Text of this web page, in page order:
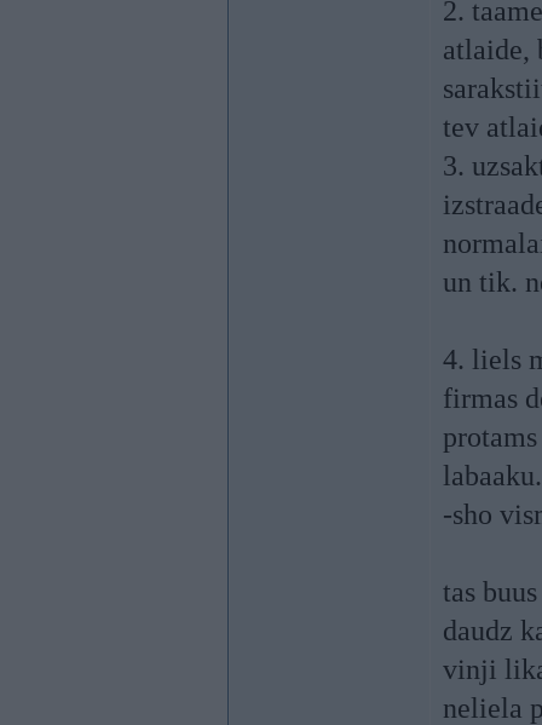
2.
atlaide,
tev
3.
un tik.
4. liels
firmas
-sho
tas
daudz
vinji
neliela